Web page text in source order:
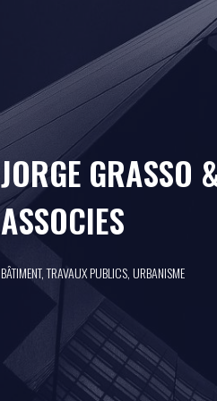
JORGE GRASSO
ASSOCIES
BÂTIMENT, TRAVAUX PUBLICS, URBANISME